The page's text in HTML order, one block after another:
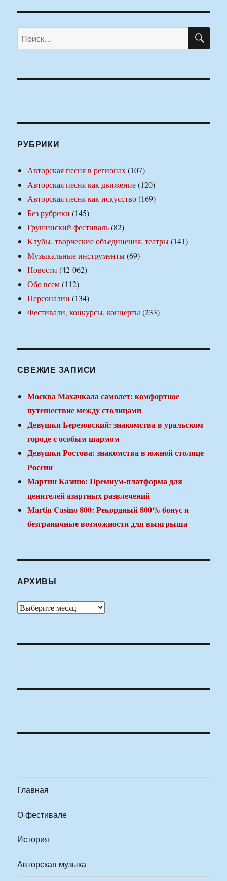
Искать:
РУБРИКИ
Авторская песня в регионах(107)
Авторская песня как движение(120)
Авторская песня как искусство(169)
Без рубрики (145)
Грушинский фестиваль(82)
Клубы, творческие объединения, театры(141)
Музыкальные инструменты(69)
Новости (42 062)
Обо всем(112)
Персоналии (134)
Фестивали, конкурсы, концерты(233)
СВЕЖИЕ ЗАПИСИ
Москва Махачкала самолет: комфортное
путешествие между столицами
Девушки Березовский: знакомства в уральском
городе с особым шармом
Девушки Ростова: знакомства в южной столице
России
Мартин Казино: Премиум-платформа для
ценителей азартных развлечений
Martin Casino 800: Рекордный 800% бонус и
безграничные возможности для выигрыша
АРХИВЫ
Архивы
Главная
О фестивале
История
Авторская музыка